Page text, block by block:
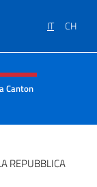
IT CH
menù
Canton
REPUBBLICA